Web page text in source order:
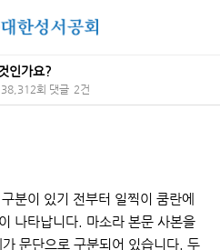
인가요?
38,312회 댓글 2건
분이 있기 전부터 일찍이 쿰란에
나타납니다. 마소라 본문 사본을
문단으로 구분되어 있습니다. 두